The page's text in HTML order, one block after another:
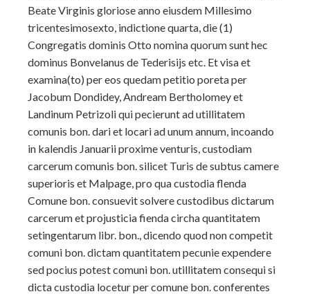
Beate Virginis gloriose anno eiusdem Millesimo
tricentesimosexto, indictione quarta, die (1)
Congregatis dominis Otto nomina quorum sunt hec
dominus Bonvelanus de Tederisijs etc. Et visa et
examina(to) per eos quedam petitio poreta per
Jacobum Dondidey, Andream Bertholomey et
Landinum Petrizoli qui pecierunt ad utillitatem
comunis bon. dari et locari ad unum annum, incoando
in kalendis Januarii proxime venturis, custodiam
carcerum comunis bon. silicet Turis de subtus camere
superioris et Malpage, pro qua custodia flenda
Comune bon. consuevit solvere custodibus dictarum
carcerum et projusticia fienda circha quantitatem
setingentarum libr. bon., dicendo quod non competit
comuni bon. dictam quantitatem pecunie expendere
sed pocius potest comuni bon. utillitatem consequi si
dicta custodia locetur per comune bon. conferentes